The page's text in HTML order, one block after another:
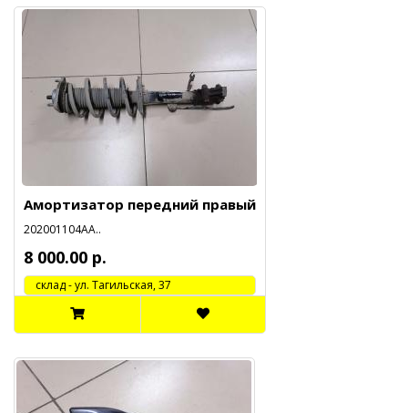
Амортизатор передний правый
202001104АА..
8 000.00 р.
cклад - ул. Тагильская, 37